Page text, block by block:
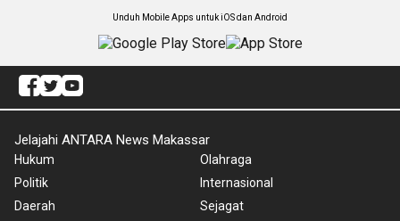
Unduh Mobile Apps untuk iOS dan Android
Jelajahi ANTARA News Makassar
Hukum
Politik
Daerah
Olahraga
Internasional
Sejagat